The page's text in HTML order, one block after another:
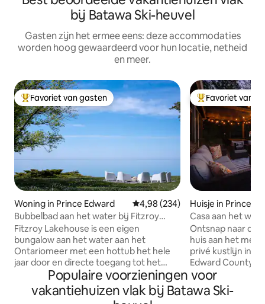
bij Batawa Ski-heuvel
Gasten zijn het ermee eens: deze accommodaties
worden hoog gewaardeerd voor hun locatie, netheid
en meer.
Topfavoriet van gasten
Favoriet van gasten
Woning in Prince Edward Gemiddelde beoordeling van
4,98 (234)
Bubbelbad aan het water bij Fitzroy
Lakehouse
Fitzroy Lakehouse is een eigen
bungalow aan het water aan het
Ontariomeer met een hottub het hele
jaar door en directe toegang tot het
water. Geniet van uitzicht op het meer
vanuit de grote woonkamer en de grote
slaapkamer, plus een 60 meter lang
Topfavoriet van
Favoriet van
Huisje in Prince
Casa aan het
SAUNA en
Ontsnap naar dit
huis aan het
privé kustlijn in
Edward County.
panoramische
buitendouche.
toevluchtsoord is
Populaire voorzieningen voor
vakantiehuizen vlak bij Batawa Ski-